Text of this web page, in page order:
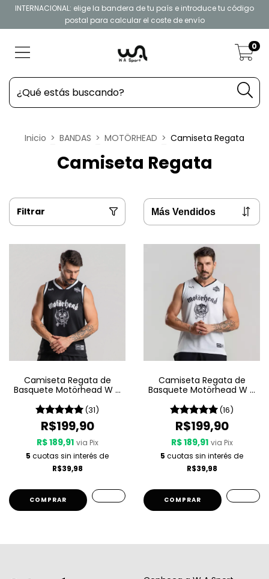
INTERNACIONAL: elige la bandera de tu país e introduce tu código
postal para calcular el coste de envío
0
Inicio > BANDAS > MOTÖRHEAD > Camiseta Regata
Camiseta Regata
Filtrar
Camiseta Regata de
Basquete Motörhead W A
(31)
R$199,90
R$ 189,91 via Pix
5 cuotas sin interés de
R$39,98
COMPRAR
Camiseta Regata de
Basquete Motörhead W A
(16)
R$199,90
R$ 189,91 via Pix
5 cuotas sin interés de
R$39,98
COMPRAR